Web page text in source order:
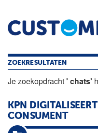
Home Opinie
ZOEKRESULTATEN
Je zoekopdracht' chats'
KPN
CONSUMENT